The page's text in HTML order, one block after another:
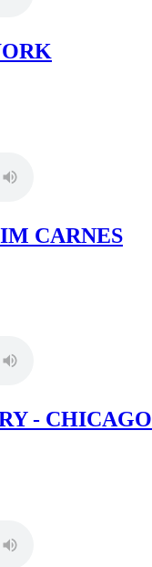
CARNES
- CHICAGO